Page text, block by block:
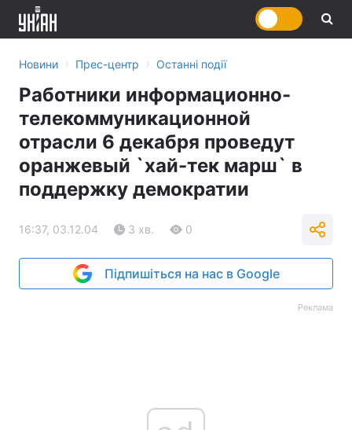
Новини › Прес-центр › Останні події
Работники информационно-
телекоммуникационной
отрасли 6 декабря проведут
оранжевый `хай-тек марш` в
поддержку демократии
16:37, 03.12.04 3 хв. 0
Підпишіться на нас в Google
Реклама